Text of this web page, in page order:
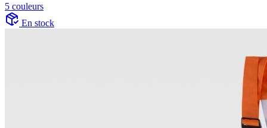
5 couleurs
En stock